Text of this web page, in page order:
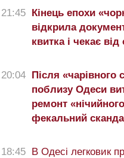
21:45 Кінець епохи
відкрила
квитка і чекає
20:04 Після «чарівного
поблизу Одеси
ремонт
фекальний
18:45 В Одесі легковик